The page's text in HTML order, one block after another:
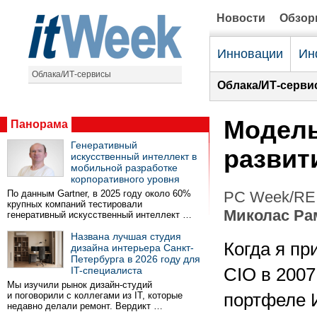
Облака/ИТ-сервисы
Новости
Инновации
Облака/ИТ-
Панорама
Генеративный
искусственный интеллект в
мобильной разработке
корпоративного уровня
По данным Gartner, в 2025 году около 60%
крупных компаний тестировали
генеративный искусственный интеллект …
Названа лучшая студия
дизайна интерьера Санкт-
Петербурга в 2026 году для
IT-специалиста
Мы изучили рынок дизайн-студий
и поговорили с коллегами из IT, которые
недавно делали ремонт. Вердикт …
PC Week/
Миколас
Когда я
CIO в
портфеле